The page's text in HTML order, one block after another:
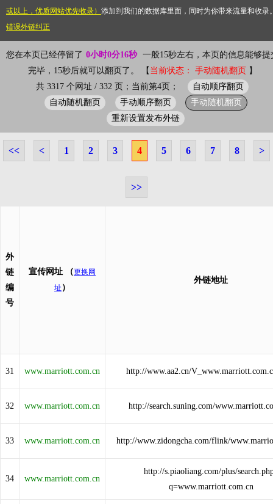
或以上，优质网站优先收录） 添加到我们的数据库里面，同时为你带来流量和收录
错误外链纠正
您在本页已经停留了 0小时0分16秒 一般15秒左右，本页的信息能够提
完毕，15秒后就可以翻页了。 【 当前状态： 手动随机翻页 】
共 3317 个网址 / 332 页；当前第4页；
自动顺序翻页
自动随机翻页
手动顺序翻页
手动随机翻页
重新设置发布外链
<< < 1 2 3 4 5 6 7 8 >
>>
外
链
编
号
宣传网址 （更换网
址 ）
外链地址
31 www.marriott.com.cn http://www.aa2.cn/
32 www.marriott.com.cn http://search.suning.com/
33 www.marriott.com.cn http://www.zidongcha.com/flink/
34 www.marriott.com.cn
http://s.piaoliang.com/plus/
q=www.marriott.com.cn